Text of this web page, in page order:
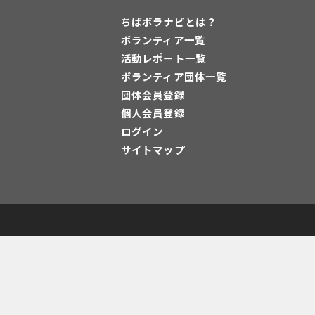
ちばボラナビとは？
ボランティア一覧
活動レポート一覧
ボランティア団体一覧
団体会員登録
個人会員登録
ログイン
サイトマップ